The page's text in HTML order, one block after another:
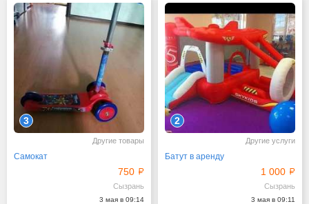
3
Другие товары
Самокат
750
Сызрань
3 мая в 09:14
2
Другие услуги
Батут в аренду
1 000
Сызрань
3 мая в 09:11